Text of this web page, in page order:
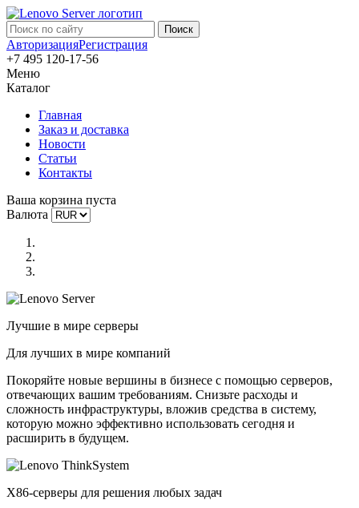
АвторизацияРегистрация
+7 495 120-17-56
Меню
Каталог
Главная
Заказ и доставка
Новости
Статьи
Контакты
Ваша корзина пуста
Валюта
Лучшие в мире серверы
Для лучших в мире компаний
Покоряйте новые вершины в бизнесе с помощью серверов,
отвечающих вашим требованиям. Снизьте расходы и
сложность инфраструктуры, вложив средства в систему,
которую можно эффективно использовать сегодня и
расширить в будущем.
X86-серверы для решения любых задач